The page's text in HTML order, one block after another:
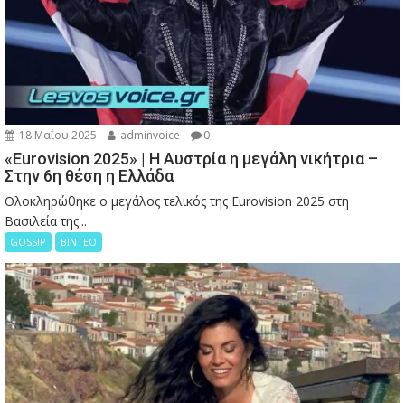
18 Μαΐου 2025 adminvoice 0
«Eurovision 2025» | Η Αυστρία η μεγάλη νικήτρια –
Στην 6η θέση η Ελλάδα
Ολοκληρώθηκε ο μεγάλος τελικός της Eurovision 2025 στη
Βασιλεία της...
GOSSIP ΒΙΝΤΕΟ